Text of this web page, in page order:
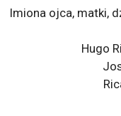
Imiona ojca, matki,
Hugo